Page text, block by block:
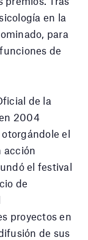
en la
para
de
de la
2004
el
acción
el festival
de
proyectos en
de sus